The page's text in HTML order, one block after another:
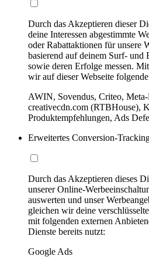
Durch das Akzeptieren dieser
deine Interessen abgestimmte
oder Rabattaktionen für unsere
basierend auf deinem Surf- und
sowie deren Erfolge messen.
wir auf dieser Webseite
AWIN, Sovendus, Criteo,
creativecdn.com (RTBHouse),
Produktempfehlungen, Ads
Erweitertes Conversion-
Durch das Akzeptieren dieses
unserer Online-
auswerten und unser
gleichen wir deine
mit folgenden externen
Dienste bereits nutzt:
Google Ads